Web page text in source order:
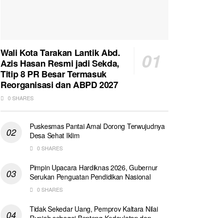
Wali Kota Tarakan Lantik Abd.
Azis Hasan Resmi jadi Sekda,
Titip 8 PR Besar Termasuk
Reorganisasi dan ABPD 2027
0 SHARES
Puskesmas Pantai Amal Dorong Terwujudnya
Desa Sehat Iklim
0 SHARES
Pimpin Upacara Hardiknas 2026, Gubernur
Serukan Penguatan Pendidikan Nasional
0 SHARES
Tidak Sekedar Uang, Pemprov Kaltara Nilai